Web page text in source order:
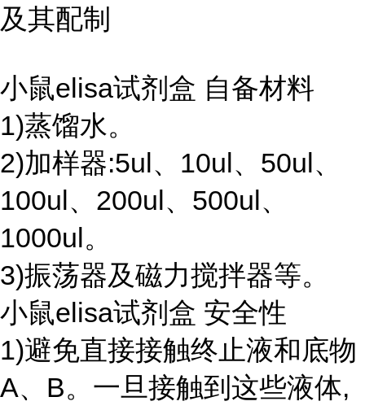
及其配制
小鼠elisa试剂盒 自备材料
1)蒸馏水。
2)加样器:5ul、10ul、50ul、
100ul、200ul、500ul、
1000ul。
3)振荡器及磁力搅拌器等。
小鼠elisa试剂盒 安全性
1)避免直接接触终止液和底物
A、B。一旦接触到这些液体,